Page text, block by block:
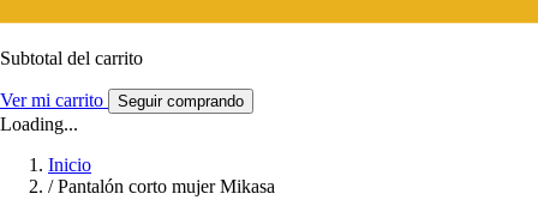
Subtotal del carrito
Ver mi carrito Seguir comprando
Loading...
Inicio
/ Pantalón corto mujer Mikasa